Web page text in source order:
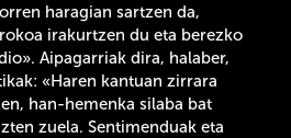
haragian sartzen da,
irakurtzen du eta berezko
Aipagarriak dira, halaber,
«Haren kantuan zirrara
han-hemenka silaba bat
zuela. Sentimenduak eta